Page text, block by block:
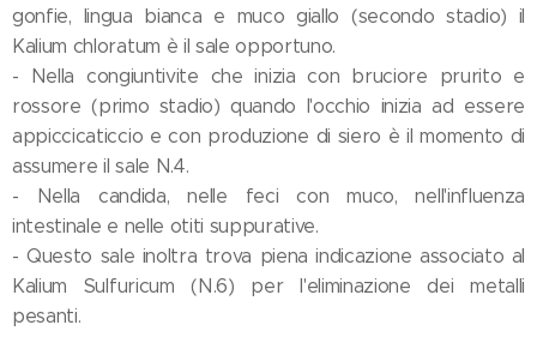
gonfie, lingua bianca e muco giallo (secondo stadio) il
Kalium chloratum è il sale opportuno.
- Nella congiuntivite che inizia con bruciore prurito e
rossore (primo stadio) quando l'occhio inizia ad essere
appiccicaticcio e con produzione di siero è il momento di
assumere il sale N.4.
- Nella candida, nelle feci con muco, nell'influenza
intestinale e nelle otiti suppurative.
- Questo sale inoltra trova piena indicazione associato al
Kalium Sulfuricum (N.6) per l'eliminazione dei metalli
pesanti.